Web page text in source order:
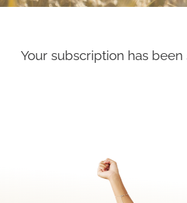
Your subscription has